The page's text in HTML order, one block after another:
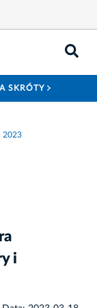
SKRÓTY
2023
i